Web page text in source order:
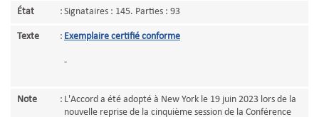
État : Signataires : 145. Parties : 93
Texte : Exemplaire certifié conforme
-
Note : L'Accord a été adopté à New York le 19 juin 2023 lors de la
nouvelle reprise de la cinquième session de la Conférence